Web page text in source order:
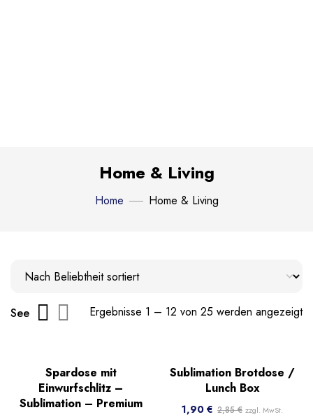
Home & Living
Home Home & Living
Ergebnisse 1 – 12 von 25 werden angezeigt
See
-46%
Beliebt
Spardose mit
Einwurfschlitz –
Sublimation – Premium
Sale!
Beliebt
Sublimation Brotdose /
Lunch Box
1,90 € 2,85€ zzgl. MwSt.